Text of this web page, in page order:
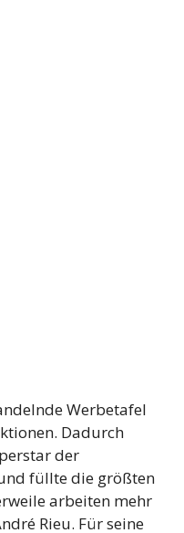
Werbetafel
Dadurch
der
füllte die größten
arbeiten mehr
Rieu. Für seine